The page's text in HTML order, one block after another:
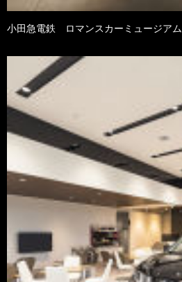
小田急電鉄 ロマンスカーミュージアム